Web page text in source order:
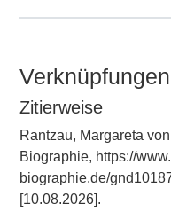
Verknüpfungen
Zitierweise
Rantzau, Margareta
Biographie, https://
biographie.de/
[10.08.2026].